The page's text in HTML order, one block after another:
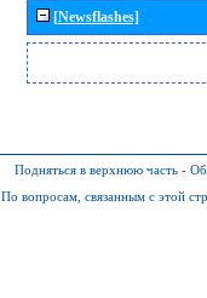
[Newsflashes]
Подняться в верхнюю часть -
По вопросам, связанным с этой